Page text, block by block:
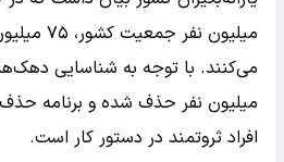
میلیون
می‌کنند. با توجه به شناسایی
افراد ثروتمند در دستور کار است.